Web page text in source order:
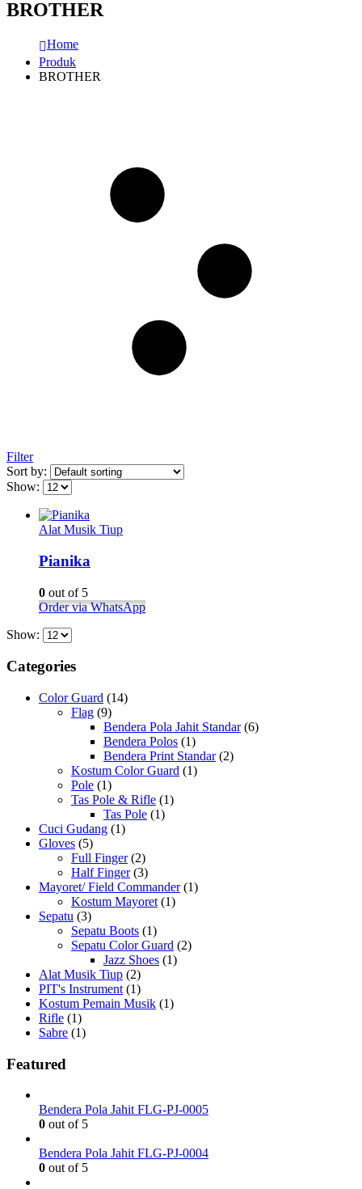
BROTHER
Home
Produk
BROTHER
Filter
Sort by:
Show:
Alat Musik Tiup
Pianika
0 out of 5
Order via WhatsApp
Show:
Categories
Color Guard (14)
Flag (9)
Bendera Pola Jahit Standar (6)
Bendera Polos (1)
Bendera Print Standar (2)
Kostum Color Guard (1)
Pole (1)
Tas Pole & Rifle (1)
Tas Pole (1)
Cuci Gudang (1)
Gloves (5)
Full Finger (2)
Half Finger (3)
Mayoret/ Field Commander (1)
Kostum Mayoret (1)
Sepatu (3)
Sepatu Boots (1)
Sepatu Color Guard (2)
Jazz Shoes (1)
Alat Musik Tiup (2)
PIT's Instrument (1)
Kostum Pemain Musik (1)
Rifle (1)
Sabre (1)
Featured
Bendera Pola Jahit FLG-PJ-0005
0 out of 5
Bendera Pola Jahit FLG-PJ-0004
0 out of 5